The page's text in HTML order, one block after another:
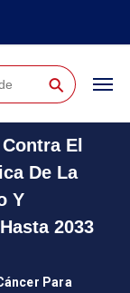
⚲
El
De La
Y
2033
Para